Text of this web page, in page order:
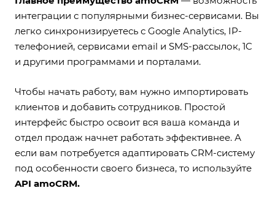
интеграции с популярными бизнес-сервисами. Вы
легко синхронизируетесь с Google Analytics, IP-
телефонией, сервисами email и SMS-рассылок, 1C
и другими программами и порталами.
Чтобы начать работу, вам нужно импортировать
клиентов и добавить сотрудников. Простой
интерфейс быстро освоит вся ваша команда и
отдел продаж начнет работать эффективнее. А
если вам потребуется адаптировать CRM-систему
под особенности своего бизнеса, то используйте
API amoCRM.